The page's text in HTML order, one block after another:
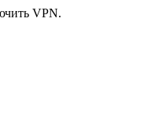
VPN.